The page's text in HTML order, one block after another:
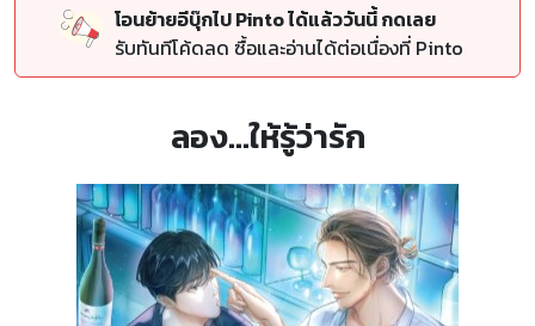
โอนย้ายอีบุ๊กไป Pinto ได้แล้ววันนี้ กดเลย
รับทันทีโค้ดลด ซื้อและอ่านได้ต่อเนื่องที่ Pinto
ลอง...ให้รู้ว่ารัก